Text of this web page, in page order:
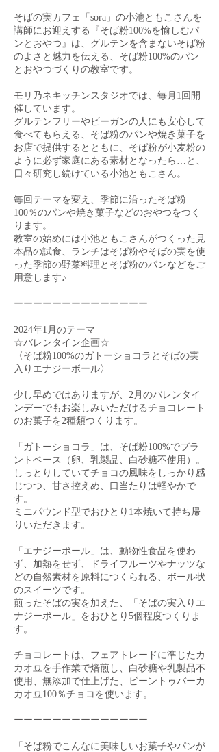
そばの実カフェ「sora」の小池ともこさんを
講師にお迎えする『そば粉100%を愉しむパ
ンとおやつ』は、グルテンを含まないそば粉
のよさと魅力を伝える、そば粉100%のパン
とおやつづくりの教室です。
モリ乃ネキッチンスタジオでは、毎月1回開
催しています。
グルテンフリーやビーガンの人にも安心して
食べてもらえる、そば粉のパンや焼き菓子を
お店で提供するとともに、そば粉が小麦粉の
ように必ず家庭にある素材となったら…と、
日々研究し続けている小池ともこさん。
毎回テーマを変え、季節に沿ったそば粉
100％のパンや焼き菓子などのおやつをつく
ります。
教室の始めには小池ともこさんがつくった見
本品の試食、ランチはそば粉やそばの実を使
った季節の野菜料理とそば粉のパンなどをご
用意します♪
ーーーーーーーーーーーーーー
2024年1月のテーマ
☆バレンタイン企画☆
〈そば粉100%のガトーショコラとそばの実
入りエナジーボール〉
少し早めではありますが、2月のバレンタイ
ンデーでもお楽しみいただけるチョコレート
のお菓子を2種類つくります。
「ガトーショコラ」は、そば粉100%でプラ
ントベース（卵、乳製品、白砂糖不使用）。
しっとりしていてチョコの風味をしっかり感
じつつ、甘さ控えめ、口当たりは軽やかで
す。
ミニパウンド型でおひとり1本焼いて持ち帰
りいただきます。
「エナジーボール」は、動物性食品を使わ
ず、加熱をせず、ドライフルーツやナッツな
どの自然素材を原料につくられる、ボール状
のスイーツです。
煎ったそばの実を加えた、「そばの実入りエ
ナジーボール」をおひとり5個程度つくりま
す。
チョコレートは、フェアトレードに準じたカ
カオ豆を手作業で焙煎し、白砂糖や乳製品不
使用、無添加で仕上げた、ビーントゥバーカ
カオ豆100％チョコを使います。
ーーーーーーーーーーーーーー
「そば粉でこんなに美味しいお菓子やパンが